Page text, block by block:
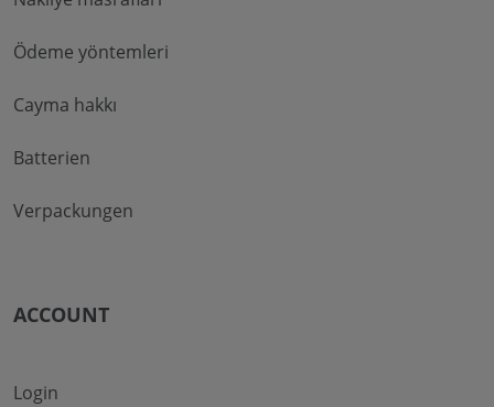
Ödeme yöntemleri
Cayma hakkı
Batterien
Verpackungen
ACCOUNT
Login